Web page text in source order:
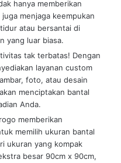
hanya memberikan
menjaga keempukan
atau bersantai di
yang luar biasa.
tak terbatas! Dengan
layanan custom
foto, atau desain
menciptakan bantal
Anda.
memberikan
memilih ukuran bantal
ukuran yang kompak
besar 90cm x 90cm,